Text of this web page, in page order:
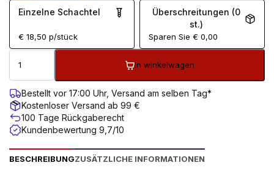
Einzelne Schachtel
€ 18,50 p/stück
Überschreitungen (0
st.)
Sparen Sie€ 0,00
In winkelwagen
Bestellt vor 17:00 Uhr, Versand am selben Tag*
Kostenloser Versand ab 99 €
100 Tage Rückgaberecht
Kundenbewertung 9,7/10
BESCHREIBUNGZUSÄTZLICHE INFORMATIONEN